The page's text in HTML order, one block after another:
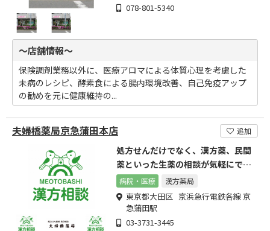
078-801-5340
～店舗情報～
保険調剤業務以外に、医療アロマによる体質心理を考慮した
未病のレシピ、酵素食による腸内環境改善、自己免疫アップ
の勧めを元に健康維持の...
夫婦橋薬局京急蒲田本店 追加
処方せんだけでなく、漢方薬、民間
薬といった生薬の相談が気軽にでき
ます
病院・医療 漢方薬局
東京都大田区 京浜急行電鉄各線 京
急蒲田駅
03-3731-3445